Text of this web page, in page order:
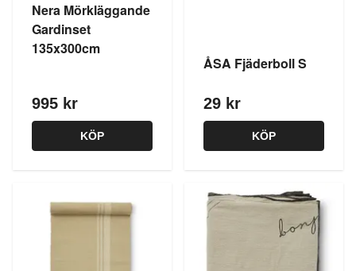
Nera Mörkläggande
Gardinset
135x300cm
995 kr
KÖP
ÅSA Fjäderboll S
29 kr
KÖP